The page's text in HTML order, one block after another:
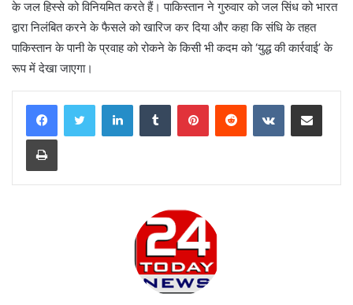
के जल हिस्से को विनियमित करते हैं। पाकिस्तान ने गुरुवार को जल सिंध को भारत
द्वारा निलंबित करने के फैसले को खारिज कर दिया और कहा कि संधि के तहत
पाकिस्तान के पानी के प्रवाह को रोकने के किसी भी कदम को ‘युद्ध की कार्रवाई’ के
रूप में देखा जाएगा।